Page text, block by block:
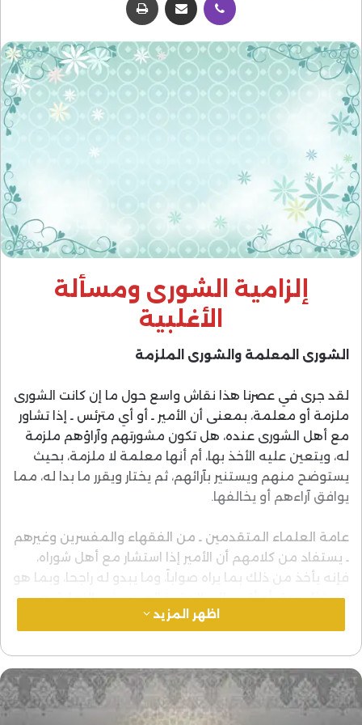
إلزامية الشورى ومسألة
الأغلبية
الشورى المعلمة والشورى الملزمة
لقد جرى في عصرنا هذا نقاش واسع حول ما إن كانت الشورى
ملزمة أو معلمة، بمعنى أن الأمير ـ أو أي مترئس ـ إذا تشاور
مع أهل الشورى عنده، هل تكون مشورتهم وآراؤهم ملزمة
له، ويتعين عليه الأخذ بها، أم أنها معلمة لا ملزمة، بحيث
يستوضح منهم ويستنير بآرائهم، ثم يختار ويقرر ما بدا له، مما
يوافق آراءهم أو يخالفها.
عامة العلماء المتقدمين ـ من الفقهاء والمفسرين وغيرهم
ـ يستفاد من كلامهم أن الأمير إذا استشار مع أهل شوراه،
فإنه يأخذ من ذلك بما يراه صواباً، وما يبدو له راجحا، وبما هو
في نظره حق أو أقرب إلى الحق. فالمرجع في النهاية. هو
رأيه وتقديره. وهذا هو معنى “الشورى المعلمة”.
وأما المعاصرون، من علماء ومفكرين، فيميل أكثرهم ـ
وبشكل متزايد ـ إلى ضرورة التزام الأمير المستشير بما اتفق
عليه مستشاروه، كلهم، أو أكثرهم. وهذه هي “الشورى
الملزمة”.
اظهر المزيد